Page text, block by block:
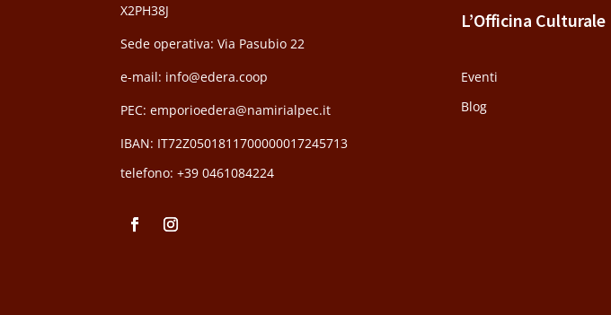
X2PH38J
Sede operativa: Via Pasubio 22
e-mail: info@edera.coop
PEC:emporioedera@namirialpec.it
IBAN: IT72Z0501811700000017245713
telefono:+39 0461084224
L’Officina Culturale
Eventi
Blog